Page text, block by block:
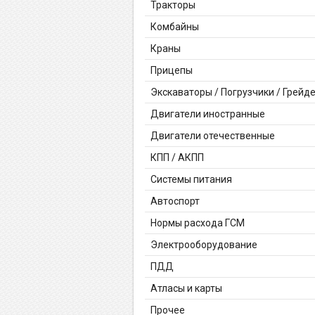
Тракторы
Комбайны
Краны
Прицепы
Экскаваторы / Погрузчики /
Двигатели иностранные
Двигатели отечественные
КПП / АКПП
Системы питания
Автоспорт
Нормы расхода ГСМ
Электрооборудование
ПДД
Атласы и карты
Прочее